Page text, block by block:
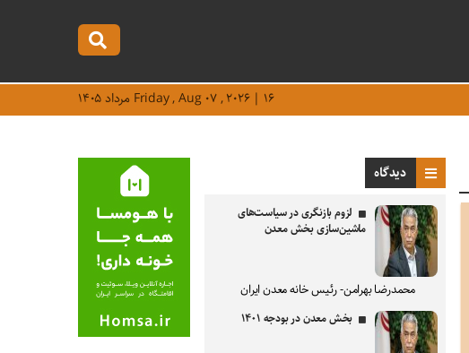
Friday , Aug ۰۷ , ۲۰۲۶ | ۱۶ مرداد ۱۴۰۵
دیدگاه
لزوم بازنگری در سیاست‌های
ماشین‌سازی بخش معدن
محمدرضا بهرامن- رئیس خانه معدن ایران
بخش معدن در بودجه ۱۴۰۱